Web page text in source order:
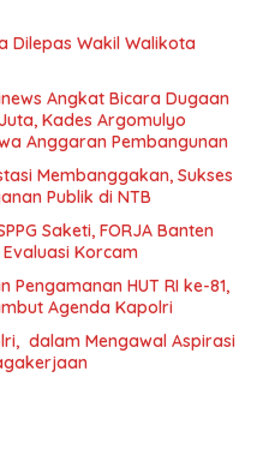
Dilepas Wakil Walikota
Angkat Bicara Dugaan
Kades Argomulyo
Anggaran Pembangunan
Membanggakan, Sukses
Publik di NTB
Saketi, FORJA Banten
Korcam
HUT RI ke-81,
Agenda Kapolri
dalam Mengawal Aspirasi